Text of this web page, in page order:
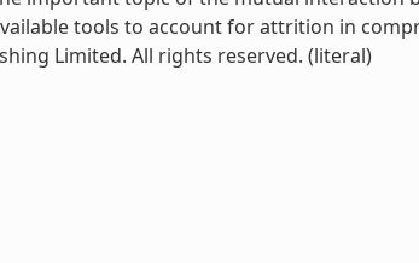
tools to account for attrition in
Limited. All rights reserved. (literal)